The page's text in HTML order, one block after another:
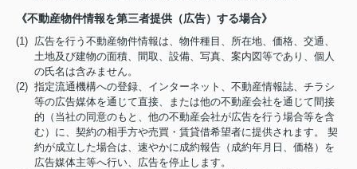
《不動産物件情報を第三者提供（広告）する場合》
(1) 広告を行う不動産物件情報は、物件種目、所在地、価格、交通、
土地及び建物の面積、間取、設備、写真、案内図等であり、個人
の氏名は含みません。
(2) 指定流通機構への登録、インターネット、不動産情報誌、チラシ
等の広告媒体を通じて直接、または他の不動産会社を通じて間接
的（当社の同意のもと、他の不動産会社が広告を行う場合等を含
む）に、契約の相手方や売買・賃貸借希望者に提供されます。 契
約が成立した場合は、速やかに成約報告（成約年月日、価格）を
広告媒体主等へ行い、広告を停止します。